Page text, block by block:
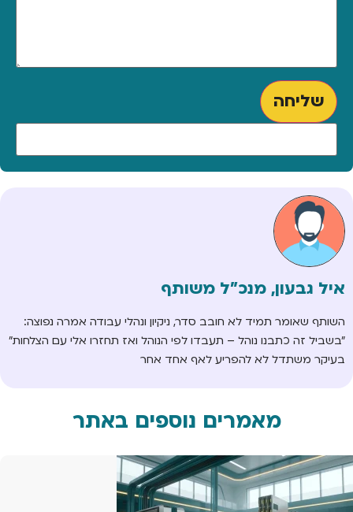
שליחה
איל גבעון, מנכ"ל משותף
השותף שאומר תמיד לא חובב סדר, ניקיון ונהלי עבודה אמרה נפוצה:
"בשביל זה כתבנו נוהל – תעבדו לפי הנוהל ואז תחזרו אלי עם הצלחות"
בעיקר משתדל לא להפריע לאף אחד אחר
מאמרים נוספים באתר